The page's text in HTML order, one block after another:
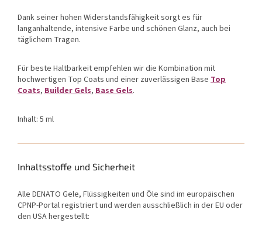
Dank seiner hohen Widerstandsfähigkeit sorgt es für
langanhaltende, intensive Farbe und schönen Glanz, auch bei
täglichem Tragen.
Für beste Haltbarkeit empfehlen wir die Kombination mit
hochwertigen Top Coats und einer zuverlässigen Base Top
Coats, Builder Gels, Base Gels.
Inhalt: 5 ml
Inhaltsstoffe und Sicherheit
Alle DENATO Gele, Flüssigkeiten und Öle sind im europäischen
CPNP-Portal registriert und werden ausschließlich in der EU oder
den USA hergestellt: